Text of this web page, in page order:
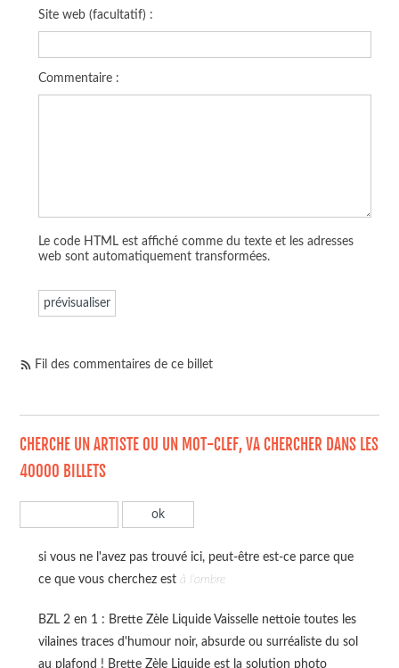
Site web (facultatif) :
Commentaire :
Le code HTML est affiché comme du texte et les adresses
web sont automatiquement transformées.
Fil des commentaires de ce billet
CHERCHE UN ARTISTE OU UN MOT-CLEF, VA CHERCHER DANS LES
40000 BILLETS
si vous ne l'avez pas trouvé ici, peut-être est-ce parce que
ce que vous cherchez est à l'ombre
BZL 2 en 1 : Brette Zèle Liquide Vaisselle nettoie toutes les
vilaines traces d'humour noir, absurde ou surréaliste du sol
au plafond ! Brette Zèle Liquide est la solution photo